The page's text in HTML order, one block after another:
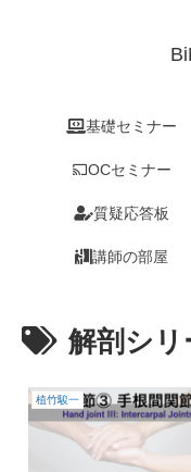
基礎セミナー
OCセミナー
質疑応答板
講師の部屋
解剖シリ
植竹駿一